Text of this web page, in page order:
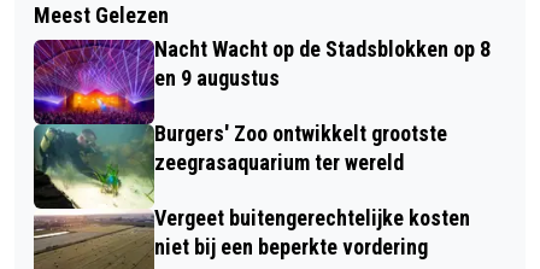
Meest Gelezen
Nacht Wacht op de Stadsblokken op 8
en 9 augustus
Burgers' Zoo ontwikkelt grootste
zeegrasaquarium ter wereld
Vergeet buitengerechtelijke kosten
niet bij een beperkte vordering